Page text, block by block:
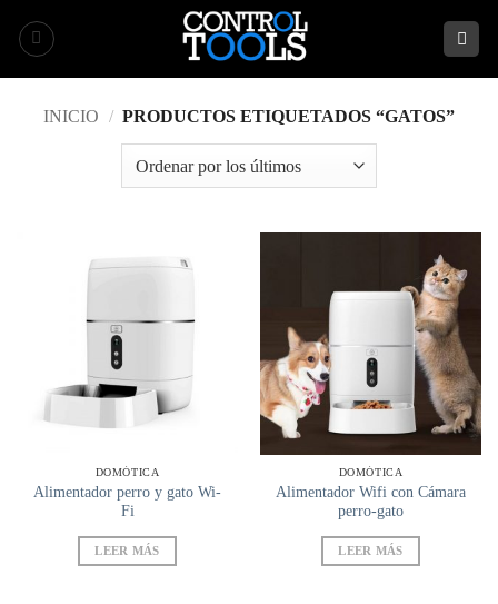
INICIO / PRODUCTOS ETIQUETADOS “GATOS”
DOMÓTICA
Alimentador perro y gato Wi-
Fi
LEER MÁS
DOMÓTICA
Alimentador Wifi con Cámara
perro-gato
LEER MÁS